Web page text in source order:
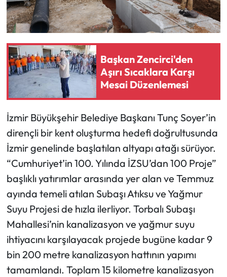
Başkan Zencirci'den
Aşırı Sıcaklara Karşı
Mesai Düzenlemesi
İzmir Büyükşehir Belediye Başkanı Tunç Soyer’in
dirençli bir kent oluşturma hedefi doğrultusunda
İzmir genelinde başlatılan altyapı atağı sürüyor.
“Cumhuriyet’in 100. Yılında İZSU’dan 100 Proje”
başlıklı yatırımlar arasında yer alan ve Temmuz
ayında temeli atılan Subaşı Atıksu ve Yağmur
Suyu Projesi de hızla ilerliyor. Torbalı Subaşı
Mahallesi’nin kanalizasyon ve yağmur suyu
ihtiyacını karşılayacak projede bugüne kadar 9
bin 200 metre kanalizasyon hattının yapımı
tamamlandı. Toplam 15 kilometre kanalizasyon